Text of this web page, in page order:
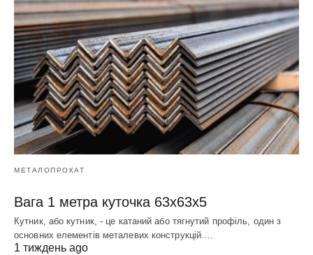
МЕТАЛОПРОКАТ
Вага 1 метра куточка 63х63х5
Кутник, або кутник, - це катаний або тягнутий профіль, один з
основних елементів металевих конструкцій.…
1 тиждень ago